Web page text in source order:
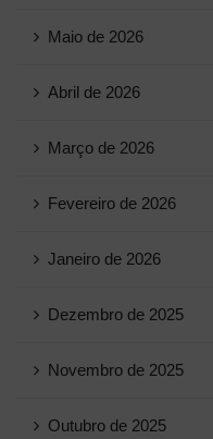
Maio de 2026
Abril de 2026
Março de 2026
Fevereiro de 2026
Janeiro de 2026
Dezembro de 2025
Novembro de 2025
Outubro de 2025